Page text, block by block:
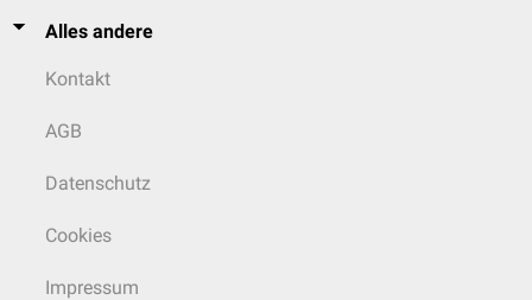
Alles andere
Kontakt
AGB
Datenschutz
Cookies
Impressum